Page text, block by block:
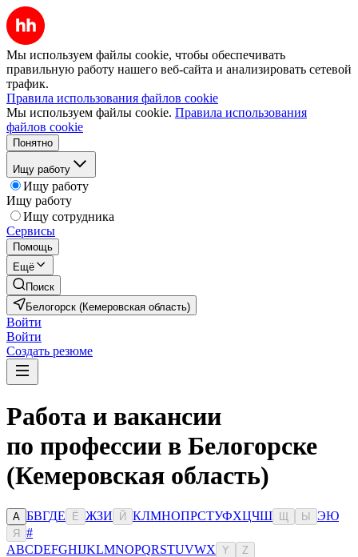
Мы используем файлы cookie, чтобы обеспечивать
правильную работу нашего веб-сайта и анализировать сетевой
трафик.
Правила использования файлов cookie
Мы используем файлы cookie. Правила использования
файлов cookie
Понятно
Ищу работу
Ищу работу
Ищу работу
Ищу сотрудника
Сервисы
Помощь
Ещё
Поиск
Белогорск (Кемеровская область)
Войти
Войти
Создать резюме
Работа и вакансии
по профессии в Белогорске
(Кемеровская область)
А БВГДЕ Ё ЖЗИ Й КЛМНОПРСТУФХЦЧШ Ы ЭЮ
Я
#
ABCDEFGHIJKLMNOPQRSTUVWX Y Z